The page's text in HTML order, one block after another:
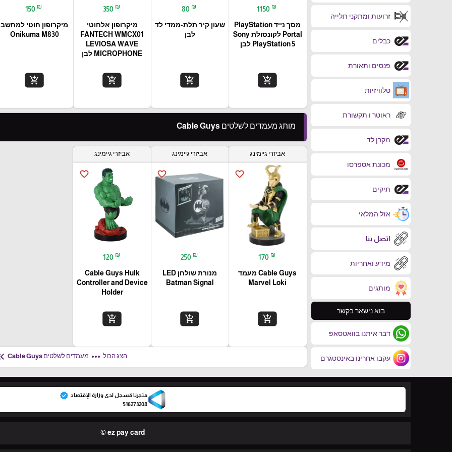
זרועות ומתקני תלייה
כבלים
פנסים ותאורת
טלוויזיות
ראוטר ו תקשורת
מקרן לד
מכונת אספרסו
תיקים
אזל המלאי
اتصل بنا
מידע ואחריות
מותגים
בוא נישאר בקשר
דבר איתנו בוואטסאפ
עקבו אחרינו באינסטגרם
1150 ₪
מסך נייד PlayStation
Portal‎ לקונסולת Sony
PlayStation 5 לבן
add_shopping_cart
80 ₪
שעון קיר תלת-ממדי לד
לבן
add_shopping_cart
350 ₪
מיקרופון אלחוטי
FANTECH WMCX01
LEVIOSA WAVE
MICROPHONE לבן
add_shopping_cart
150 ₪
מיקרופון חוטי למחשב
Onikuma M830
add_shopping_cart
מותג מעמדים לשלטים Cable Guys
אביזרי גיימינג
favorite_border
170 ₪
Cable Guys מעמד
Marvel Loki
add_shopping_cart
אביזרי גיימינג
favorite_border
250 ₪
מנורת שולחן LED
Batman Signal
add_shopping_cart
אביזרי גיימינג
favorite_border
120 ₪
Cable Guys Hulk
Controller and Device
Holder
add_shopping_cart
הצג הכול more_horiz מעמדים לשלטים Cable Guys
متجرنا مُسجل لدى وزارة الإقتصاد verified
516273208
ez pay card ©